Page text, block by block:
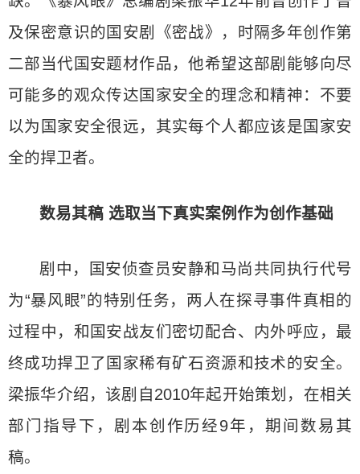
及保密意识的国安剧《密战》，时隔多年创作第
二部当代国安题材作品，他希望这部剧能够向尽
可能多的观众传达国家安全的理念和精神：不要
以为国家安全很远，其实每个人都应该是国家安
全的捍卫者。
数易其稿 选取当下真实案例作为创作基础
剧中，国安侦查员安静和马尚共同执行代号
为“暴风眼”的特别任务，两人在探寻事件真相的
过程中，和国安战友们密切配合、内外呼应，最
终成功捍卫了国家稀有矿石资源和技术的安全。
梁振华介绍，该剧自2010年起开始策划，在相关
部门指导下，剧本创作历经9年，期间数易其
稿。